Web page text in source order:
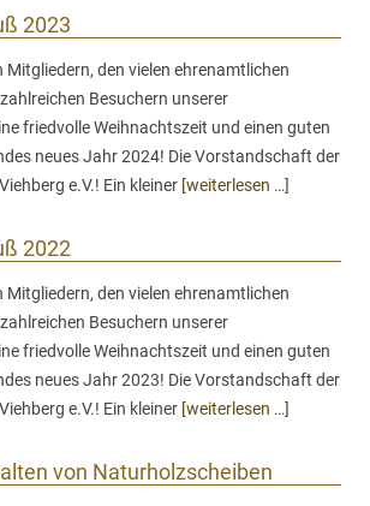
2023
Mitgliedern, den vielen ehrenamtlichen
Besuchern unserer
friedvolle Weihnachtszeit und einen guten
neues Jahr 2024! Die Vorstandschaft der
e.V.! Ein kleiner [weiterlesen …]
2022
Mitgliedern, den vielen ehrenamtlichen
Besuchern unserer
friedvolle Weihnachtszeit und einen guten
neues Jahr 2023! Die Vorstandschaft der
e.V.! Ein kleiner [weiterlesen …]
von Naturholzscheiben